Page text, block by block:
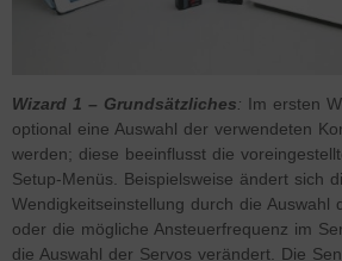
Wizard 1 – Grundsätzliches : Im ersten
optional eine Auswahl der verwendeten
werden; diese beeinflusst die
Setup-Menüs. Beispielsweise ändert sich
Wendigkeitseinstellung durch die Auswahl
oder die mögliche Ansteuerfrequenz im
die Auswahl der Servos verändert. Die